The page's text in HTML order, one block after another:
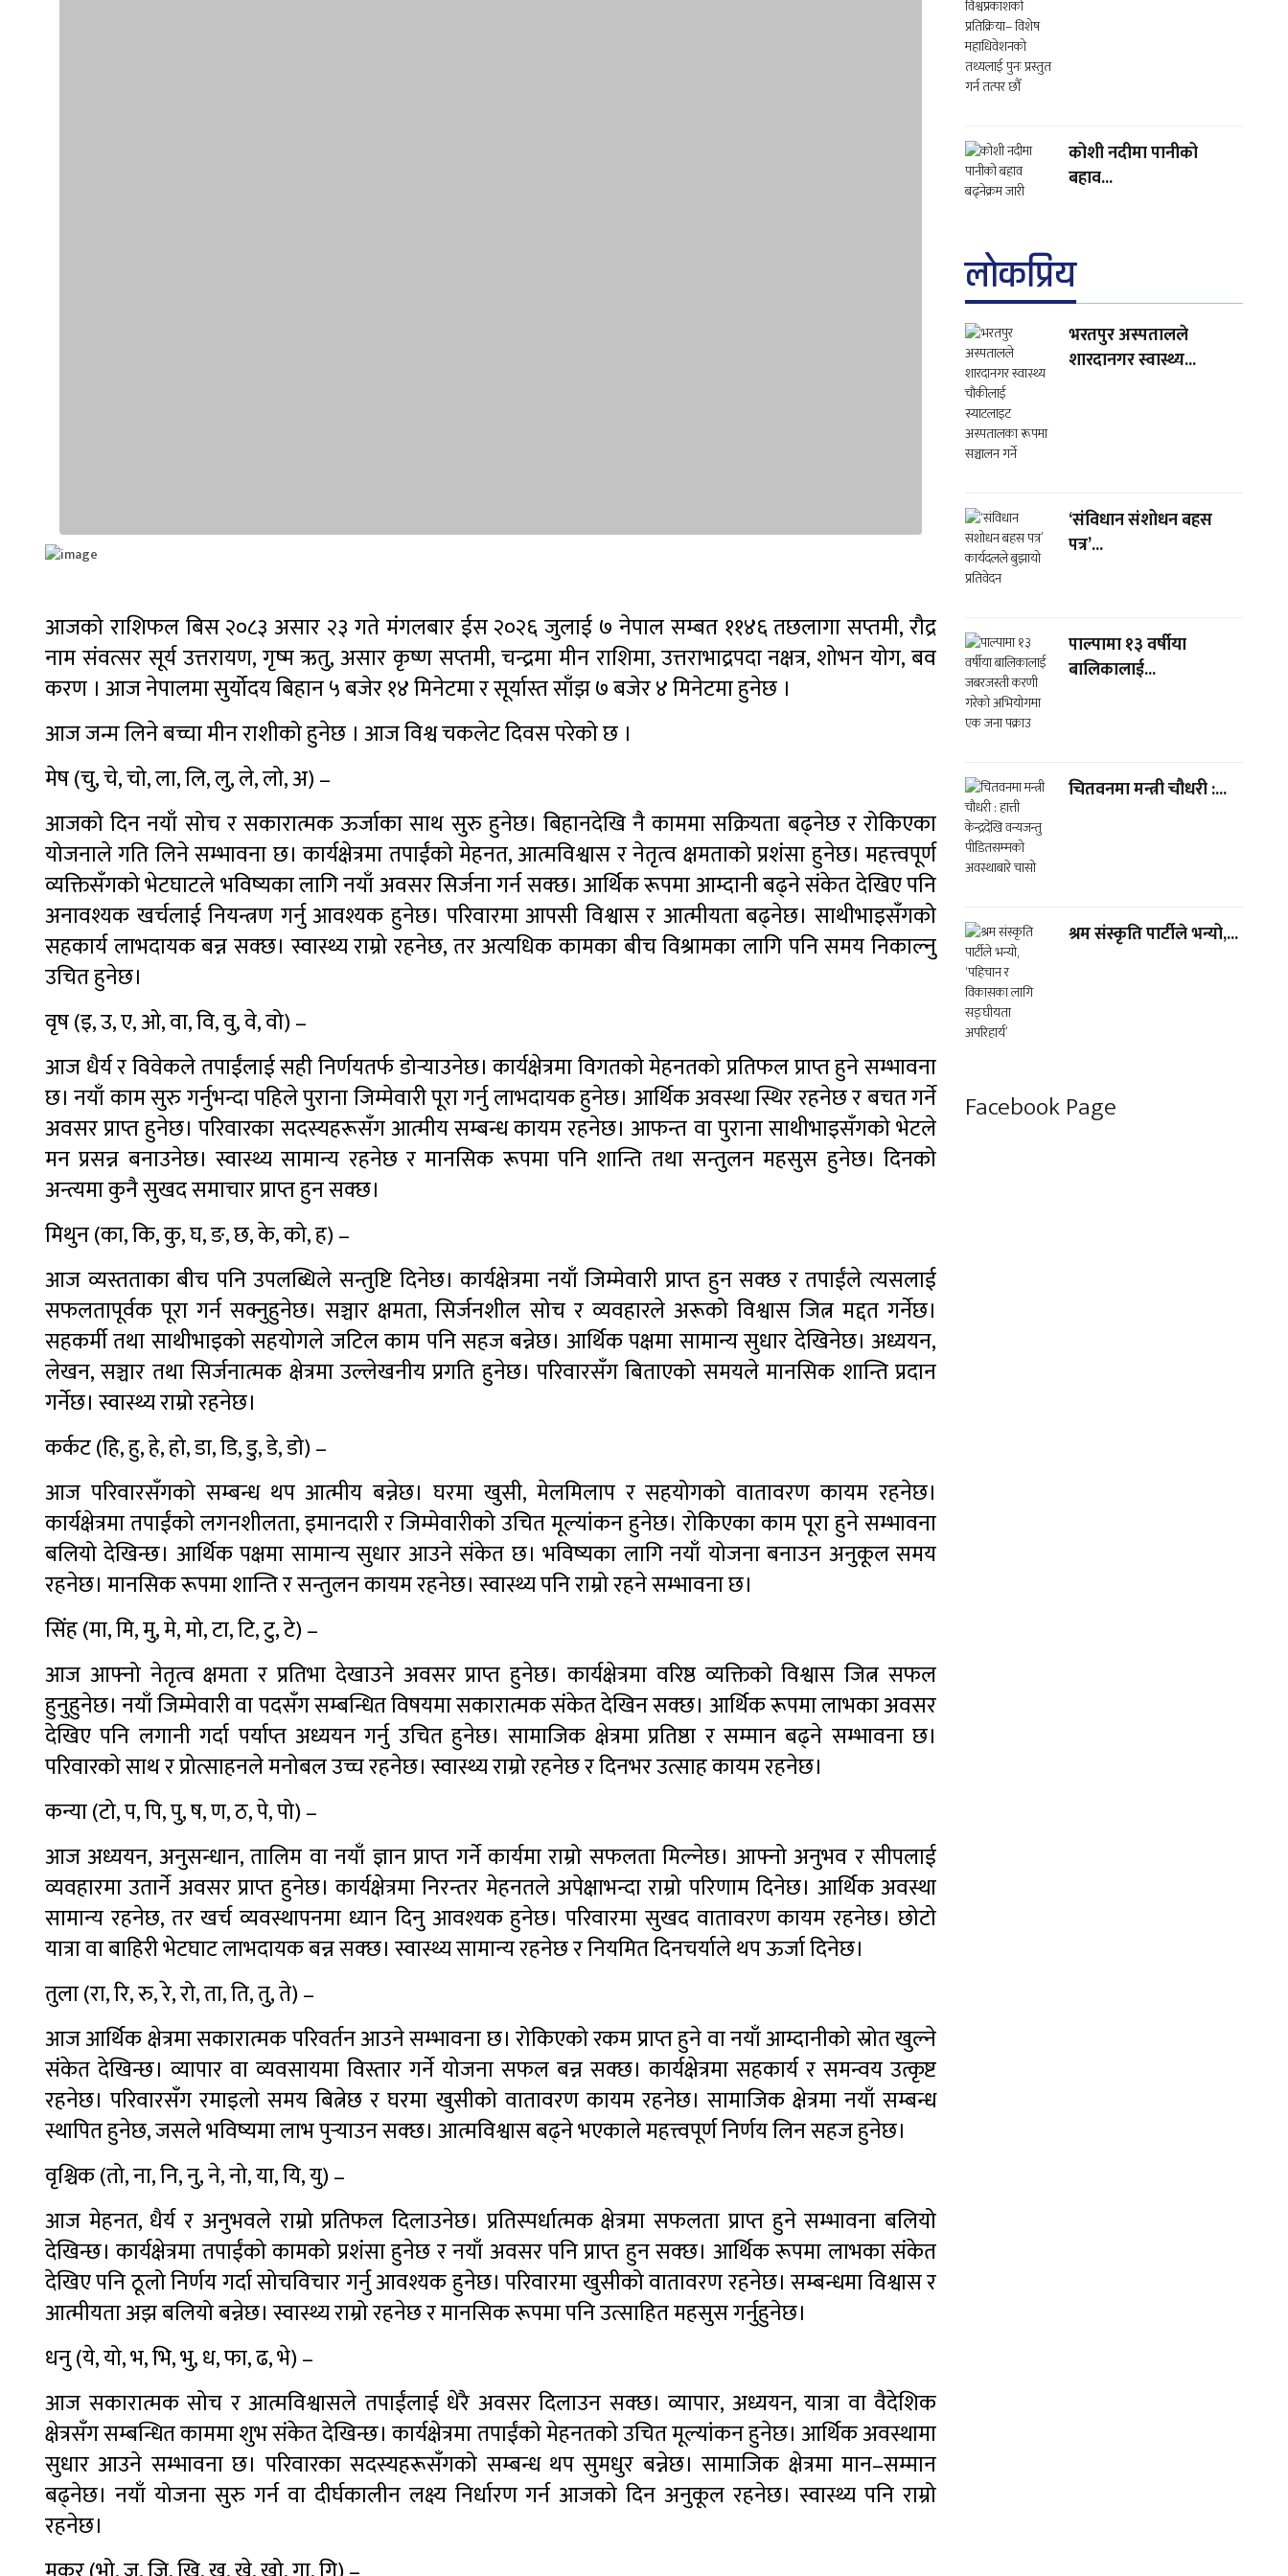
आजको राशिफल बिस २०८३ असार २३ गते मंगलबार ईस २०२६ जुलाई ७ नेपाल सम्बत ११४६ तछलागा सप्तमी, रौद्र
नाम संवत्सर सूर्य उत्तरायण, गृष्म ऋतु, असार कृष्ण सप्तमी, चन्द्रमा मीन राशिमा, उत्तराभाद्रपदा नक्षत्र, शोभन योग, बव
करण । आज नेपालमा सुर्योदय बिहान ५ बजेर १४ मिनेटमा र सूर्यास्त साँझ ७ बजेर ४ मिनेटमा हुनेछ ।
आज जन्म लिने बच्चा मीन राशीको हुनेछ । आज विश्व चकलेट दिवस परेको छ ।
मेष (चु, चे, चो, ला, लि, लु, ले, लो, अ) –
आजको दिन नयाँ सोच र सकारात्मक ऊर्जाका साथ सुरु हुनेछ। बिहानदेखि नै काममा सक्रियता बढ्नेछ र रोकिएका
योजनाले गति लिने सम्भावना छ। कार्यक्षेत्रमा तपाईंको मेहनत, आत्मविश्वास र नेतृत्व क्षमताको प्रशंसा हुनेछ। महत्त्वपूर्ण
व्यक्तिसँगको भेटघाटले भविष्यका लागि नयाँ अवसर सिर्जना गर्न सक्छ। आर्थिक रूपमा आम्दानी बढ्ने संकेत देखिए पनि
अनावश्यक खर्चलाई नियन्त्रण गर्नु आवश्यक हुनेछ। परिवारमा आपसी विश्वास र आत्मीयता बढ्नेछ। साथीभाइसँगको
सहकार्य लाभदायक बन्न सक्छ। स्वास्थ्य राम्रो रहनेछ, तर अत्यधिक कामका बीच विश्रामका लागि पनि समय निकाल्नु
उचित हुनेछ।
वृष (इ, उ, ए, ओ, वा, वि, वु, वे, वो) –
आज धैर्य र विवेकले तपाईंलाई सही निर्णयतर्फ डोर्‍याउनेछ। कार्यक्षेत्रमा विगतको मेहनतको प्रतिफल प्राप्त हुने सम्भावना
छ। नयाँ काम सुरु गर्नुभन्दा पहिले पुराना जिम्मेवारी पूरा गर्नु लाभदायक हुनेछ। आर्थिक अवस्था स्थिर रहनेछ र बचत गर्ने
अवसर प्राप्त हुनेछ। परिवारका सदस्यहरूसँग आत्मीय सम्बन्ध कायम रहनेछ। आफन्त वा पुराना साथीभाइसँगको भेटले
मन प्रसन्न बनाउनेछ। स्वास्थ्य सामान्य रहनेछ र मानसिक रूपमा पनि शान्ति तथा सन्तुलन महसुस हुनेछ। दिनको
अन्त्यमा कुनै सुखद समाचार प्राप्त हुन सक्छ।
मिथुन (का, कि, कु, घ, ङ, छ, के, को, ह) –
आज व्यस्तताका बीच पनि उपलब्धिले सन्तुष्टि दिनेछ। कार्यक्षेत्रमा नयाँ जिम्मेवारी प्राप्त हुन सक्छ र तपाईंले त्यसलाई
सफलतापूर्वक पूरा गर्न सक्नुहुनेछ। सञ्चार क्षमता, सिर्जनशील सोच र व्यवहारले अरूको विश्वास जित्न मद्दत गर्नेछ।
सहकर्मी तथा साथीभाइको सहयोगले जटिल काम पनि सहज बन्नेछ। आर्थिक पक्षमा सामान्य सुधार देखिनेछ। अध्ययन,
लेखन, सञ्चार तथा सिर्जनात्मक क्षेत्रमा उल्लेखनीय प्रगति हुनेछ। परिवारसँग बिताएको समयले मानसिक शान्ति प्रदान
गर्नेछ। स्वास्थ्य राम्रो रहनेछ।
कर्कट (हि, हु, हे, हो, डा, डि, डु, डे, डो) –
आज परिवारसँगको सम्बन्ध थप आत्मीय बन्नेछ। घरमा खुसी, मेलमिलाप र सहयोगको वातावरण कायम रहनेछ।
कार्यक्षेत्रमा तपाईंको लगनशीलता, इमानदारी र जिम्मेवारीको उचित मूल्यांकन हुनेछ। रोकिएका काम पूरा हुने सम्भावना
बलियो देखिन्छ। आर्थिक पक्षमा सामान्य सुधार आउने संकेत छ। भविष्यका लागि नयाँ योजना बनाउन अनुकूल समय
रहनेछ। मानसिक रूपमा शान्ति र सन्तुलन कायम रहनेछ। स्वास्थ्य पनि राम्रो रहने सम्भावना छ।
सिंह (मा, मि, मु, मे, मो, टा, टि, टु, टे) –
आज आफ्नो नेतृत्व क्षमता र प्रतिभा देखाउने अवसर प्राप्त हुनेछ। कार्यक्षेत्रमा वरिष्ठ व्यक्तिको विश्वास जित्न सफल
हुनुहुनेछ। नयाँ जिम्मेवारी वा पदसँग सम्बन्धित विषयमा सकारात्मक संकेत देखिन सक्छ। आर्थिक रूपमा लाभका अवसर
देखिए पनि लगानी गर्दा पर्याप्त अध्ययन गर्नु उचित हुनेछ। सामाजिक क्षेत्रमा प्रतिष्ठा र सम्मान बढ्ने सम्भावना छ।
परिवारको साथ र प्रोत्साहनले मनोबल उच्च रहनेछ। स्वास्थ्य राम्रो रहनेछ र दिनभर उत्साह कायम रहनेछ।
कन्या (टो, प, पि, पु, ष, ण, ठ, पे, पो) –
आज अध्ययन, अनुसन्धान, तालिम वा नयाँ ज्ञान प्राप्त गर्ने कार्यमा राम्रो सफलता मिल्नेछ। आफ्नो अनुभव र सीपलाई
व्यवहारमा उतार्ने अवसर प्राप्त हुनेछ। कार्यक्षेत्रमा निरन्तर मेहनतले अपेक्षाभन्दा राम्रो परिणाम दिनेछ। आर्थिक अवस्था
सामान्य रहनेछ, तर खर्च व्यवस्थापनमा ध्यान दिनु आवश्यक हुनेछ। परिवारमा सुखद वातावरण कायम रहनेछ। छोटो
यात्रा वा बाहिरी भेटघाट लाभदायक बन्न सक्छ। स्वास्थ्य सामान्य रहनेछ र नियमित दिनचर्याले थप ऊर्जा दिनेछ।
तुला (रा, रि, रु, रे, रो, ता, ति, तु, ते) –
आज आर्थिक क्षेत्रमा सकारात्मक परिवर्तन आउने सम्भावना छ। रोकिएको रकम प्राप्त हुने वा नयाँ आम्दानीको स्रोत खुल्ने
संकेत देखिन्छ। व्यापार वा व्यवसायमा विस्तार गर्ने योजना सफल बन्न सक्छ। कार्यक्षेत्रमा सहकार्य र समन्वय उत्कृष्ट
रहनेछ। परिवारसँग रमाइलो समय बित्नेछ र घरमा खुसीको वातावरण कायम रहनेछ। सामाजिक क्षेत्रमा नयाँ सम्बन्ध
स्थापित हुनेछ, जसले भविष्यमा लाभ पुर्‍याउन सक्छ। आत्मविश्वास बढ्ने भएकाले महत्त्वपूर्ण निर्णय लिन सहज हुनेछ।
वृश्चिक (तो, ना, नि, नु, ने, नो, या, यि, यु) –
आज मेहनत, धैर्य र अनुभवले राम्रो प्रतिफल दिलाउनेछ। प्रतिस्पर्धात्मक क्षेत्रमा सफलता प्राप्त हुने सम्भावना बलियो
देखिन्छ। कार्यक्षेत्रमा तपाईंको कामको प्रशंसा हुनेछ र नयाँ अवसर पनि प्राप्त हुन सक्छ। आर्थिक रूपमा लाभका संकेत
देखिए पनि ठूलो निर्णय गर्दा सोचविचार गर्नु आवश्यक हुनेछ। परिवारमा खुसीको वातावरण रहनेछ। सम्बन्धमा विश्वास र
आत्मीयता अझ बलियो बन्नेछ। स्वास्थ्य राम्रो रहनेछ र मानसिक रूपमा पनि उत्साहित महसुस गर्नुहुनेछ।
धनु (ये, यो, भ, भि, भु, ध, फा, ढ, भे) –
आज सकारात्मक सोच र आत्मविश्वासले तपाईंलाई धेरै अवसर दिलाउन सक्छ। व्यापार, अध्ययन, यात्रा वा वैदेशिक
क्षेत्रसँग सम्बन्धित काममा शुभ संकेत देखिन्छ। कार्यक्षेत्रमा तपाईंको मेहनतको उचित मूल्यांकन हुनेछ। आर्थिक अवस्थामा
सुधार आउने सम्भावना छ। परिवारका सदस्यहरूसँगको सम्बन्ध थप सुमधुर बन्नेछ। सामाजिक क्षेत्रमा मान–सम्मान
बढ्नेछ। नयाँ योजना सुरु गर्न वा दीर्घकालीन लक्ष्य निर्धारण गर्न आजको दिन अनुकूल रहनेछ। स्वास्थ्य पनि राम्रो
रहनेछ।
कोशी नदीमा पानीको
बहाव...
लाेकप्रिय
भरतपुर अस्पतालले
शारदानगर स्वास्थ्य...
‘संविधान संशोधन बहस
पत्र’...
पाल्पामा १३ वर्षीया
बालिकालाई...
चितवनमा मन्त्री चौधरी :...
श्रम संस्कृति पार्टीले भन्यो,...
Facebook Page